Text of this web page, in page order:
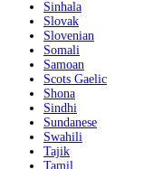
Sinhala
Slovak
Slovenian
Somali
Samoan
Scots Gaelic
Shona
Sindhi
Sundanese
Swahili
Tajik
Tamil